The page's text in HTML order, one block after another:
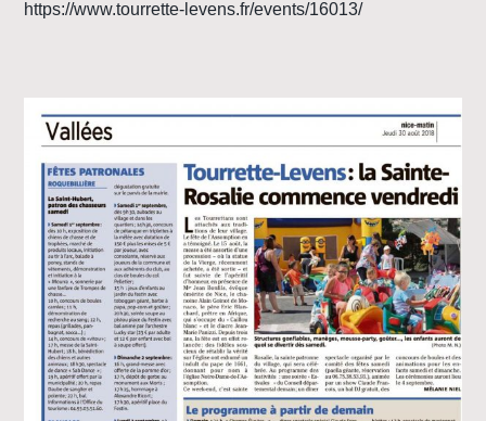
https://www.tourrette-levens.fr/events/16013/